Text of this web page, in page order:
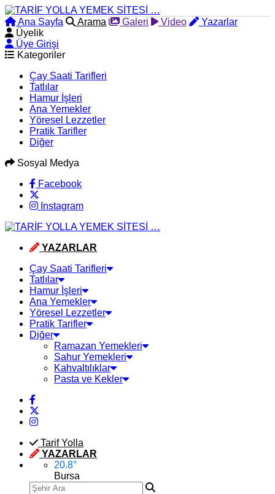
Ana Sayfa Arama Galeri Video
Yazarlar
Üyelik
Üye Girişi
Kategoriler
Çay Saati Tarifleri
Tatlılar
Hamur İşleri
Ana Yemekler
Yöresel Lezzetler
Pratik Tarifler
Diğer
Sosyal Medya
Facebook
Instagram
YAZARLAR
Çay Saati Tarifleri
Tatlılar
Hamur İşleri
Ana Yemekler
Yöresel Lezzetler
Pratik Tarifler
Diğer
Ramazan Yemekleri
Sahur Yemekleri
Kahvaltılıklar
Pasta ve Kekler
Tarif Yolla
YAZARLAR
20.8°
Bursa